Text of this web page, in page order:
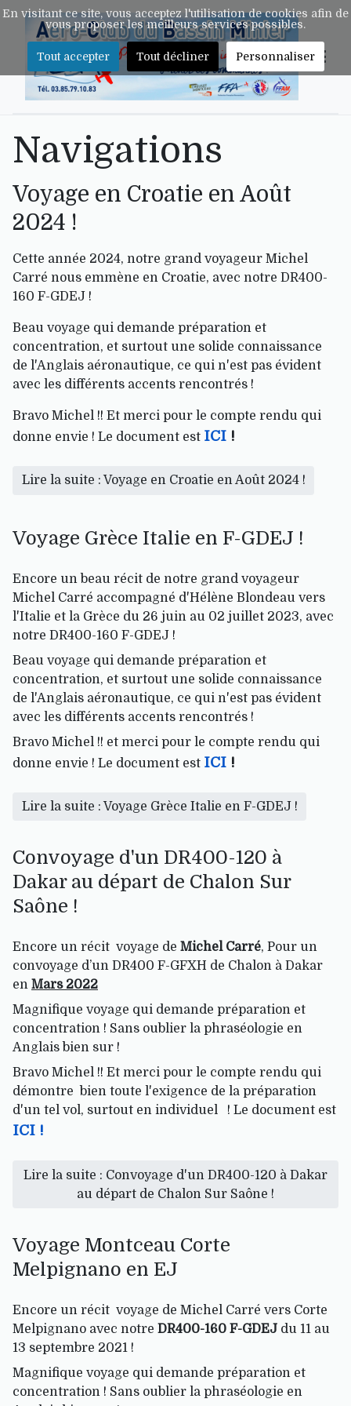
Navigations
Voyage en Croatie en Août
2024 !
Cette année 2024, notre grand voyageur Michel
Carré nous emmène en Croatie, avec notre DR400-
160 F-GDEJ !
Beau voyage qui demande préparation et
concentration, et surtout une solide connaissance
de l'Anglais aéronautique, ce qui n'est pas évident
avec les différents accents rencontrés !
Bravo Michel !! Et merci pour le compte rendu qui
donne envie ! Le document est ICI !
Lire la suite : Voyage en Croatie en Août 2024 !
Voyage Grèce Italie en F-GDEJ !
Encore un beau récit de notre grand voyageur
Michel Carré accompagné d'Hélène Blondeau vers
l'Italie et la Grèce du 26 juin au 02 juillet 2023, avec
notre DR400-160 F-GDEJ !
Beau voyage qui demande préparation et
concentration, et surtout une solide connaissance
de l'Anglais aéronautique, ce qui n'est pas évident
avec les différents accents rencontrés !
Bravo Michel !! et merci pour le compte rendu qui
donne envie ! Le document est ICI !
Lire la suite : Voyage Grèce Italie en F-GDEJ !
Convoyage d'un DR400-120 à
Dakar au départ de Chalon Sur
Saône !
Encore un récit voyage de Michel Carré, Pour un
convoyage d’un DR400 F-GFXH de Chalon à Dakar
en Mars 2022
Magnifique voyage qui demande préparation et
concentration ! Sans oublier la phraséologie en
Anglais bien sur !
Bravo Michel !! Et merci pour le compte rendu qui
démontre bien toute l'exigence de la préparation
d'un tel vol, surtout en individuel ! Le document est
ICI !
Lire la suite : Convoyage d'un DR400-120 à Dakar
au départ de Chalon Sur Saône !
Voyage Montceau Corte
Melpignano en EJ
Encore un récit voyage de Michel Carré vers Corte
Melpignano avec notre DR400-160 F-GDEJ du 11 au
13 septembre 2021 !
Magnifique voyage qui demande préparation et
concentration ! Sans oublier la phraséologie en
En visitant ce site, vous acceptez l'utilisation de cookies afin de
vous proposer les meilleurs services possibles.
Tout accepter Tout décliner Personnaliser